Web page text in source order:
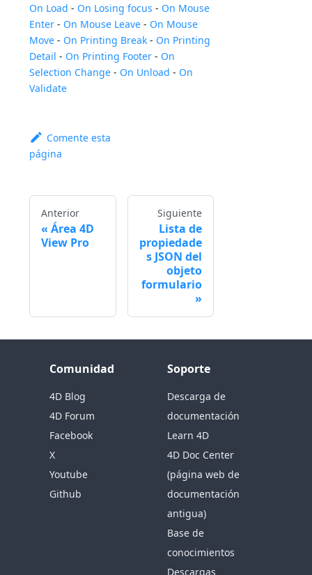
On Load - On Losing focus - On Mouse
Enter - On Mouse Leave - On Mouse
Move - On Printing Break - On Printing
Detail - On Printing Footer - On
Selection Change - On Unload - On
Validate
Comente esta
página
Anterior
Área 4D
View Pro
Siguiente
Lista de
propiedade
s JSON del
objeto
formulario
Comunidad
4D Blog
4D Forum
Facebook
X
Youtube
Github
Soporte
Descarga de
documentación
Learn 4D
4D Doc Center
(página web de
documentación
antigua)
Base de
conocimientos
Descargas